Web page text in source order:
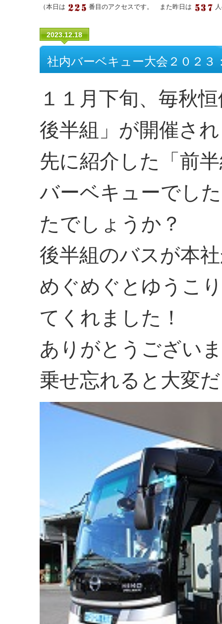
（本日は 番目のアクセスです。 また昨日は
2023.12.18
社内バーベキュー大会２０２
１１月下旬、毎秋
後半組」が開催さ
先に紹介した「前
バーベキューでし
たでしょうか？
後半組のバスが本
めぐめぐとゆうこ
てくれました！
ありがとうござい
乗せ忘れると大変